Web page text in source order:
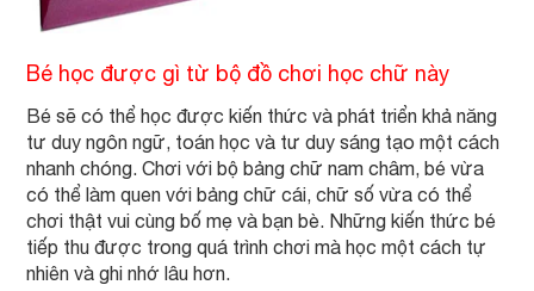
Bé học được gì từ bộ đồ chơi học chữ này
Bé sẽ có thể học được kiến thức và phát triển khả năng
tư duy ngôn ngữ, toán học và tư duy sáng tạo một cách
nhanh chóng. Chơi với bộ bảng chữ nam châm, bé vừa
có thể làm quen với bảng chữ cái, chữ số vừa có thể
chơi thật vui cùng bố mẹ và bạn bè. Những kiến thức bé
tiếp thu được trong quá trình chơi mà học một cách tự
nhiên và ghi nhớ lâu hơn.